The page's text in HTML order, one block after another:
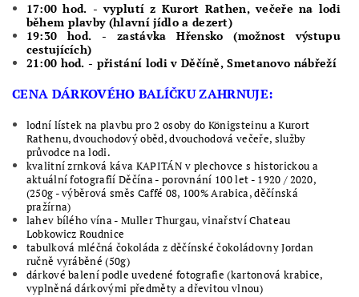
17:00 hod. - vyplutí z Kurort Rathen, večeře na lodi
během plavby (hlavní jídlo a dezert)
19:30 hod. - zastávka Hřensko (možnost výstupu
cestujících)
21:00 hod. - přistání lodi v Děčíně, Smetanovo nábřeží
CENA DÁRKOVÉHO BALÍČKU ZAHRNUJE:
lodní lístek na plavbu pro 2 osoby do Königsteinu a Kurort
Rathenu, dvouchodový oběd, dvouchodová večeře, služby
průvodce na lodi.
kvalitní zrnková káva KAPITÁN v plechovce s historickou a
aktuální fotografií Děčína - porovnání 100 let - 1920 / 2020,
(250g - výběrová směs Caffé 08, 100% Arabica, děčínská
pražírna)
lahev bílého vína - Muller Thurgau, vinařství Chateau
Lobkowicz Roudnice
tabulková mléčná čokoláda z děčínské čokoládovny Jordan
ručně vyráběné (50g)
dárkové balení podle uvedené fotografie (kartonová krabice,
vyplněná dárkovými předměty a dřevitou vlnou)